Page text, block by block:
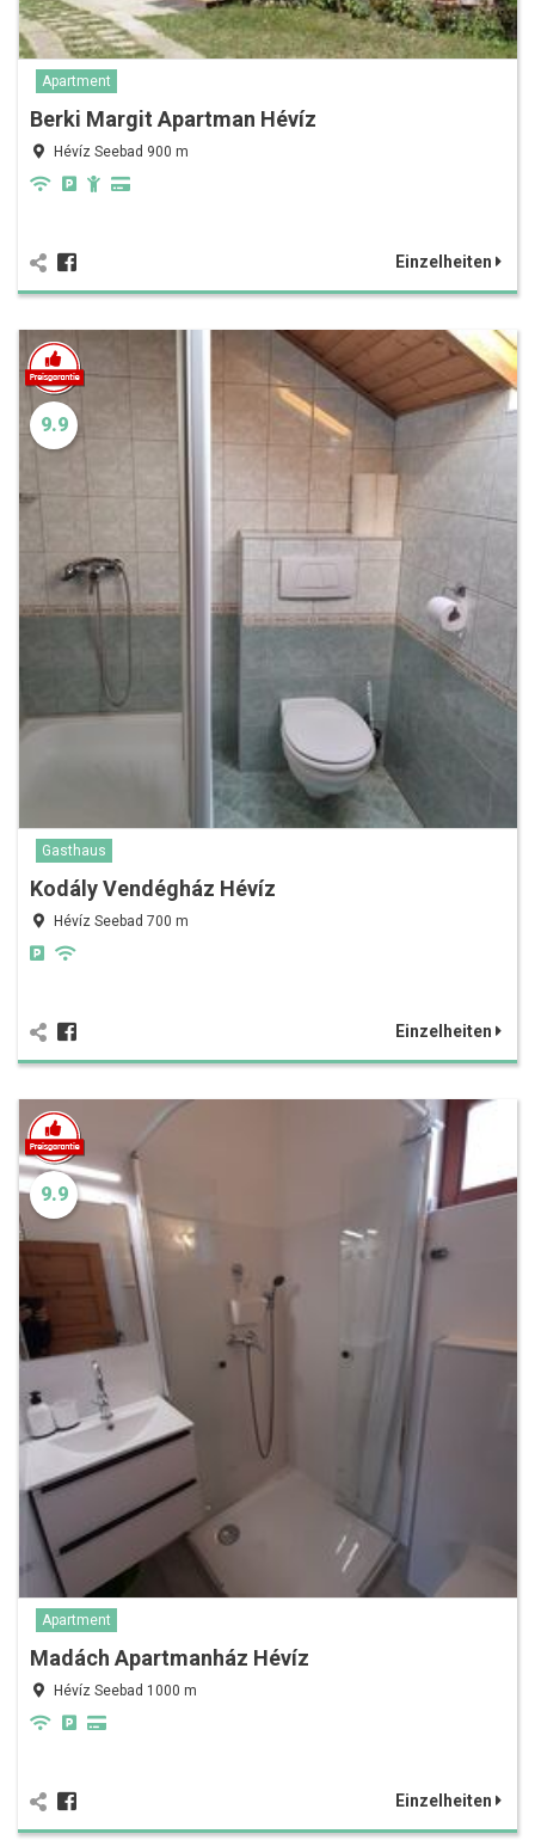
Apartment
Berki Margit Apartman Hévíz
Hévíz Seebad 900 m
Einzelheiten
9.9
Gasthaus
Kodály Vendégház Hévíz
Hévíz Seebad 700 m
Einzelheiten
9.9
Apartment
Madách Apartmanház Hévíz
Hévíz Seebad 1000 m
Einzelheiten